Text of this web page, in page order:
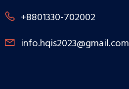
+8801330-702002
info.hqis2023@gmail.com